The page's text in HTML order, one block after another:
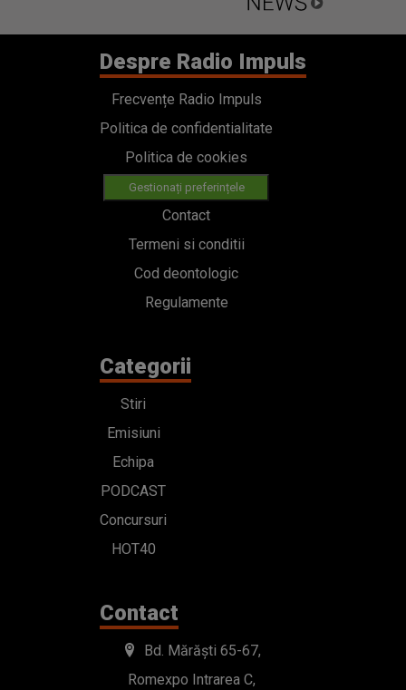
Despre Radio Impuls
Frecvențe Radio Impuls
Politica de confidentialitate
Politica de cookies
Gestionați preferințele
Contact
Termeni si conditii
Cod deontologic
Regulamente
Categorii
Stiri
Emisiuni
Echipa
PODCAST
Concursuri
HOT40
Contact
Bd. Mărăști 65-67,
Romexpo Intrarea C,